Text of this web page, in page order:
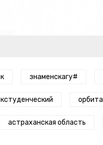
знаменскагу#
орбита
астраханская область